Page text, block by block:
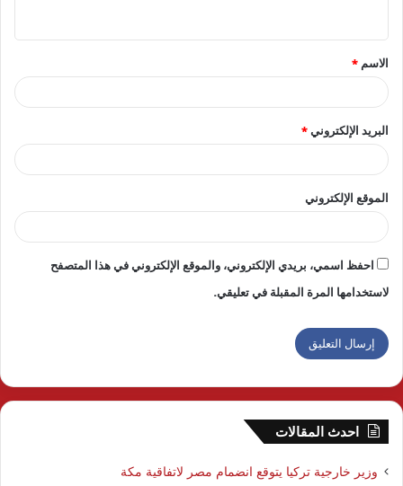
ق
*
الاسم *
البريد الإلكتروني*
الموقع الإلكتروني
احفظ اسمي، بريدي الإلكتروني، والموقع الإلكتروني في هذا المتصفح
لاستخدامها المرة المقبلة في تعليقي.
احدث المقالات
وزير خارجية تركيا يتوقع انضمام مصر لاتفاقية مكة